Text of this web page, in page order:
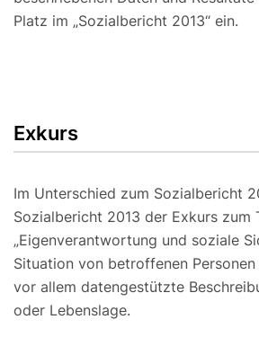
Platz im „Sozialbericht 2013“ ein.
Exkurs
Im Unterschied zum Sozialbericht
Sozialbericht 2013 der Exkurs zum
„Eigenverantwortung und soziale
Situation von betroffenen
vor allem datengestützte
oder Lebenslage.